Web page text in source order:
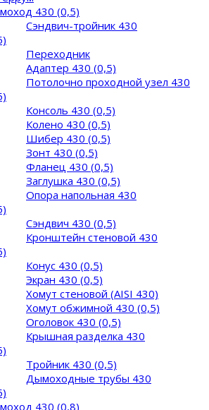
430 (0,5)
Сэндвич-тройник 430
Переходник
Адаптер 430 (0,5)
Потолочно проходной узел 430
Консоль 430 (0,5)
Колено 430 (0,5)
Шибер 430 (0,5)
Зонт 430 (0,5)
Фланец 430 (0,5)
Заглушка 430 (0,5)
Опора напольная 430
Сэндвич 430 (0,5)
Кронштейн стеновой 430
Конус 430 (0,5)
Экран 430 (0,5)
Хомут стеновой (AISI 430)
Хомут обжимной 430 (0,5)
Оголовок 430 (0,5)
Крышная разделка 430
Тройник 430 (0,5)
Дымоходные трубы 430
430 (0,8)